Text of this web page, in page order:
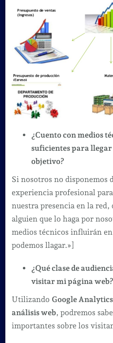
¿Cuento con medios
suficientes para llegar
objetivo?
Si nosotros no disponemos
experiencia profesional
nuestra presencia en la red,
alguien que lo haga por
medios técnicos influirán
podemos llagar.»]
¿Qué clase de
visitar mi página web?
Utilizando Google Analytics
análisis web, podremos
importantes sobre los